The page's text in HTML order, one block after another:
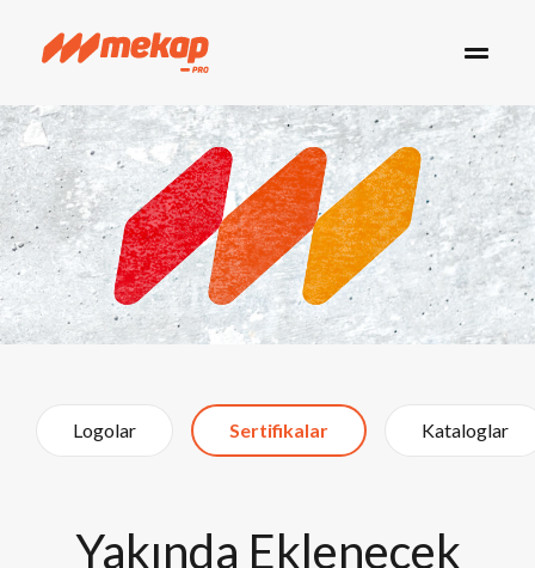
Logolar Sertifikalar Kataloglar
Yakında Eklenecek